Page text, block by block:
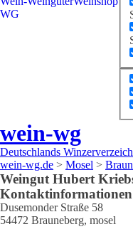
WG
wein-wg
Deutschlands
wein-wg.de > Mosel >
Weingut Hubert
Kontaktinformationen
Dusemonder Straße 58
54472 Brauneberg, mosel